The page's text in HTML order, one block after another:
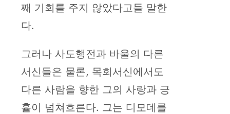
째 기회를 주지 않았다고들 말한
다.
그러나 사도행전과 바울의 다른
서신들은 물론, 목회서신에서도
다른 사람을 향한 그의 사랑과 긍
휼이 넘쳐흐른다. 그는 디모데를